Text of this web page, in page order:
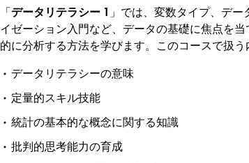
「データリテラシー 1 」では、変数タイプ、デ
イゼーション入門など、データの基礎に焦点を
的に分析する方法を学びます。このコースで扱う
データリテラシーの意味
定量的スキル技能
統計の基本的な概念に関する知識
批判的思考能力の育成